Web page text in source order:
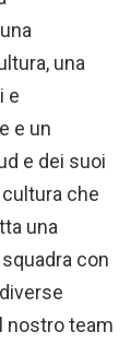
una
e
e un
e dei suoi
che
una
con
nostro team